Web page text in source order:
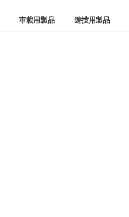
遊技用製品
車載用製品